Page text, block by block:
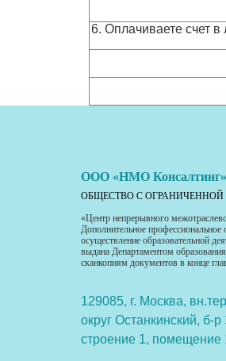
6. Оплачиваете счет
ООО «НМО Консалтинг»
ОБЩЕСТВО С
«Центр непрерывного
Дополнительное профессиональное
осуществление образовательной
выдана Департаментом
сканкопиям документов в конце
129085, г. Москва,
округ Останкинский, б-
строение 1, помещение